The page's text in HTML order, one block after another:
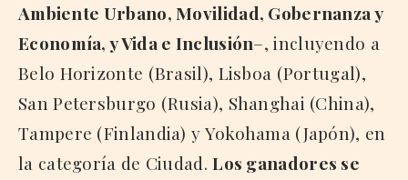
Ambiente Urbano, Movilidad, Gobernanza y
Economía, y Vida e Inclusión–, incluyendo a
Belo Horizonte (Brasil), Lisboa (Portugal),
San Petersburgo (Rusia), Shanghai (China),
Tampere (Finlandia) y Yokohama (Japón), en
la categoría de Ciudad.Los ganadores se